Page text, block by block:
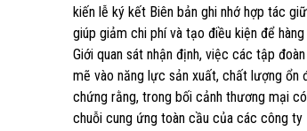
kiến lễ ký kết Biên bản ghi nhớ hợp tác
giúp giảm chi phí và tạo điều kiện để
Giới quan sát nhận định, việc các tập
mẽ vào năng lực sản xuất, chất lượng ổn
chứng rằng, trong bối cảnh thương mại
chuỗi cung ứng toàn cầu của các công ty